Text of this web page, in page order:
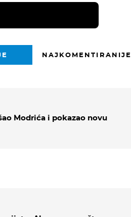
NAJKOMENTIRANIJE
Modrića i pokazao novu